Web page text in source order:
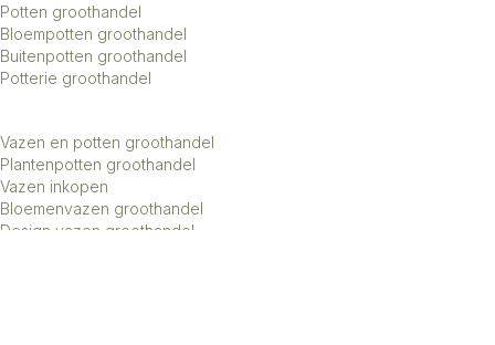
Potten groothandel
Bloempotten groothandel
Buitenpotten groothandel
Potterie groothandel
Vazen en potten groothandel
Plantenpotten groothandel
Vazen inkopen
Bloemenvazen groothandel
Design vazen groothandel